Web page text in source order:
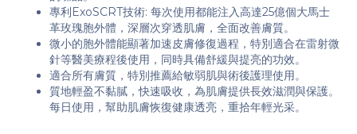
專利ExoSCRT技術: 每次使用都能注入高達25億個大馬士
革玫瑰胞外體，深層次穿透肌膚，全面改善膚質。
微小的胞外體能顯著加速皮膚修復過程，特別適合在雷射微
針等醫美療程後使用，同時具備舒緩與提亮的功效。
適合所有膚質，特別推薦給敏弱肌與術後護理使用。
質地輕盈不黏膩，快速吸收，為肌膚提供長效滋潤與保護。
每日使用，幫助肌膚恢復健康透亮，重拾年輕光采。